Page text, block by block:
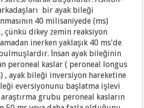
bir ayak bileği
40 milisaniyede (ms)
çünkü dikey zemin reaksiyon
inerken yaklaşık 40 ms'de
İnsan ayak bileğinin
peroneal kaslar ( peroneal longus
, ayak bileği inversiyon hareketine
eversiyonunu başlatma işlevi
araştırma grubu peroneal kasların